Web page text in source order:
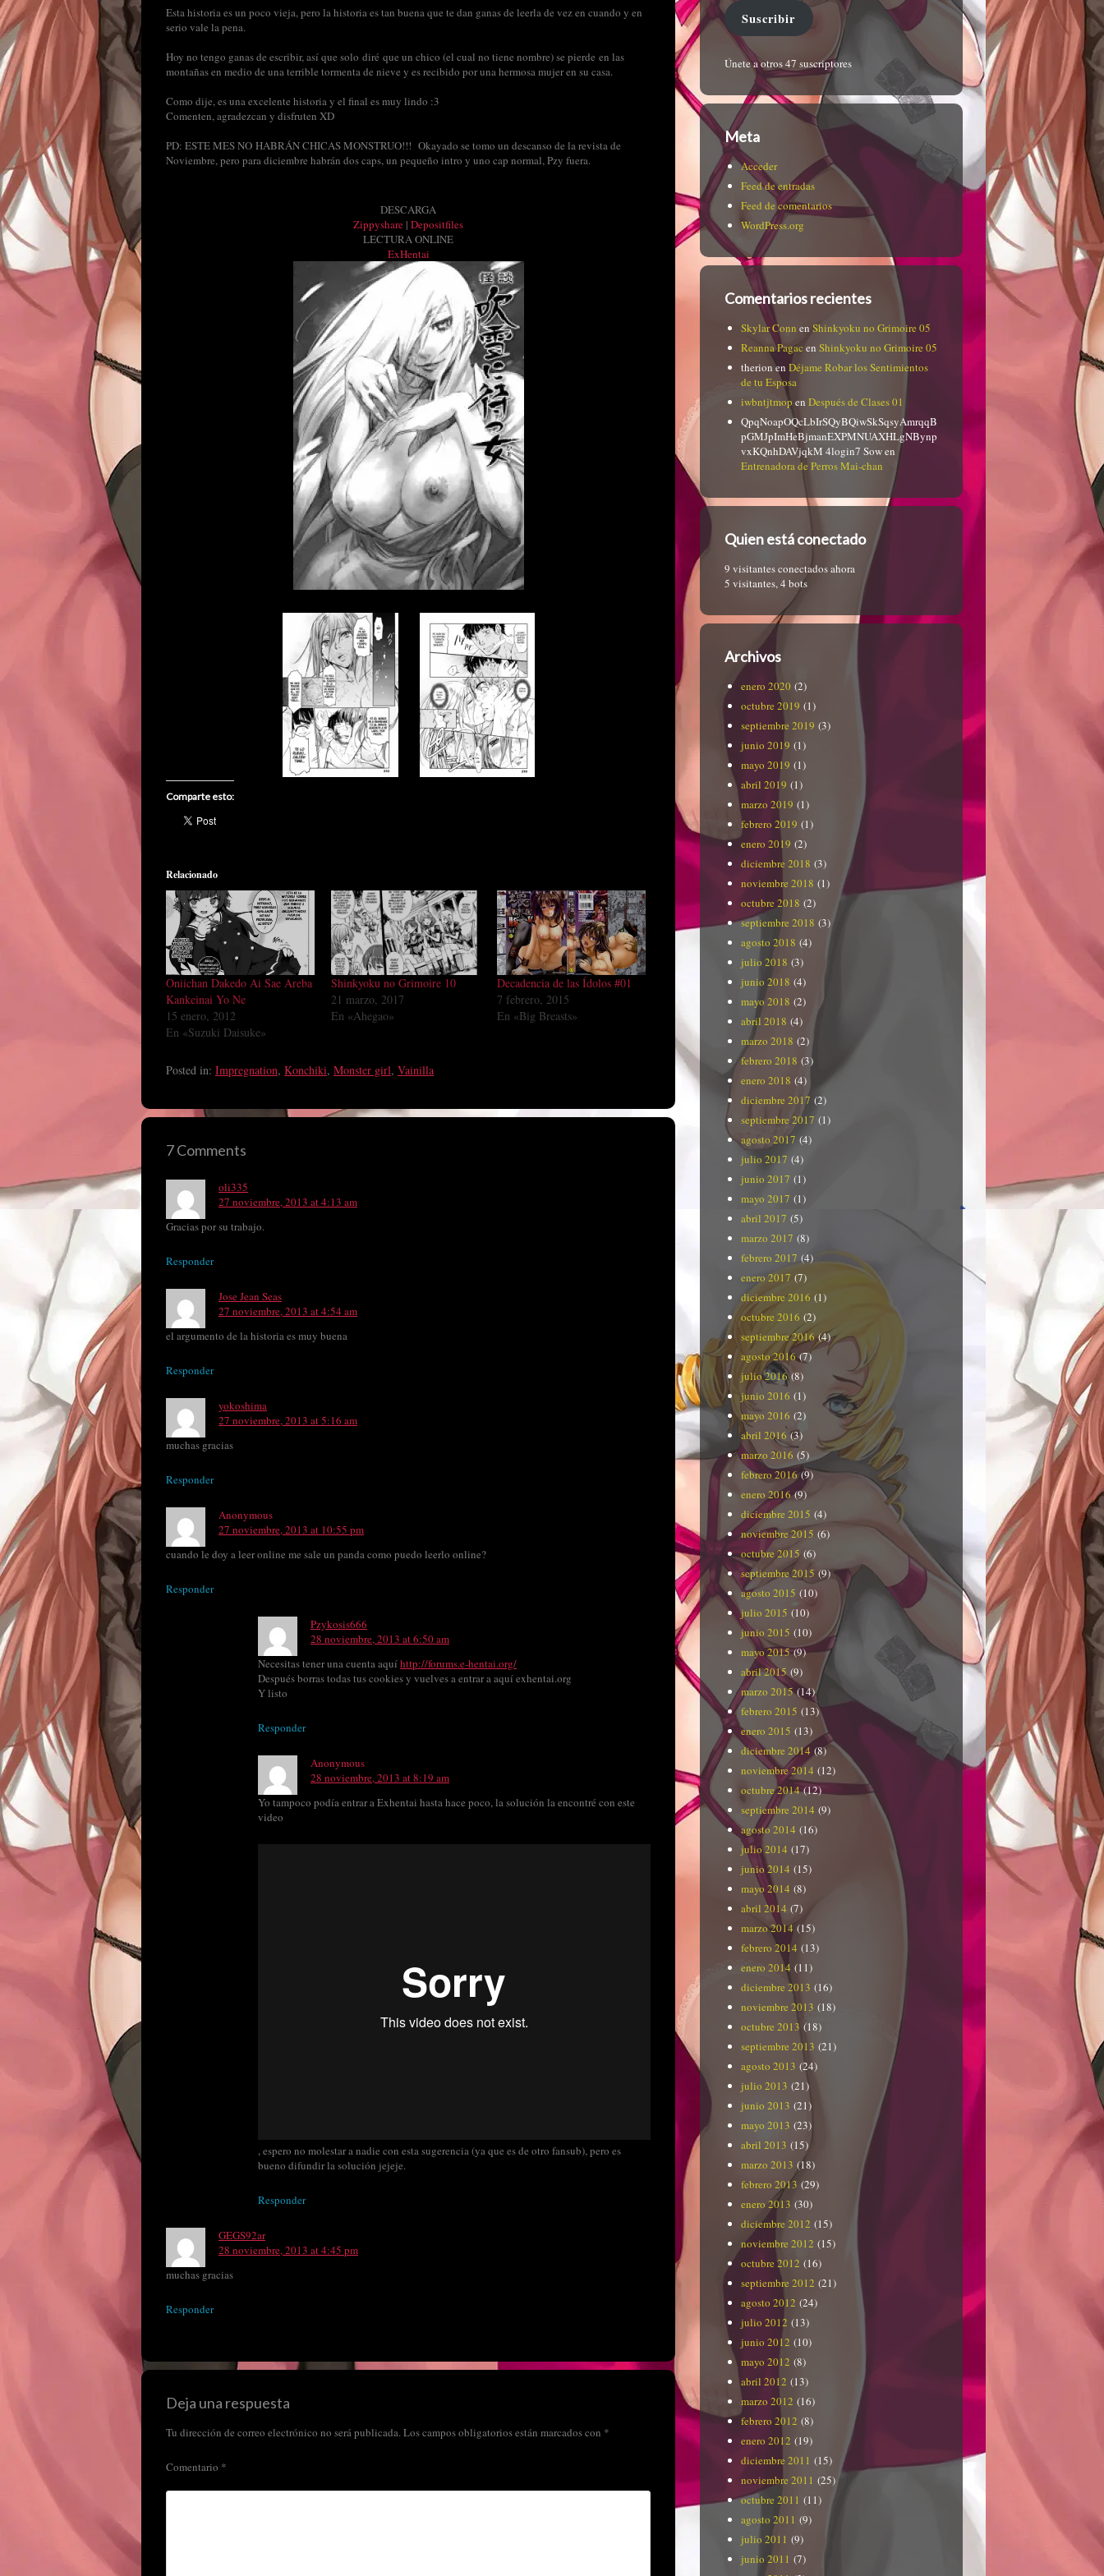
Esta historia es un poco vieja, pero la historia es tan buena que te dan ganas de leerla de vez en cuando y en
serio vale la pena.
Hoy no tengo ganas de escribir, así que solo diré que un chico (el cual no tiene nombre) se pierde en las
montañas en medio de una terrible tormenta de nieve y es recibido por una hermosa mujer en su casa.
Como dije, es una excelente historia y el final es muy lindo :3
Comenten, agradezcan y disfruten XD
PD: ESTE MES NO HABRÁN CHICAS MONSTRUO!!! Okayado se tomo un descanso de la revista de
Noviembre, pero para diciembre habrán dos caps, un pequeño intro y uno cap normal, Pzy fuera.
DESCARGA
Zippyshare | Depositfiles
LECTURA ONLINE
ExHentai
Comparte esto:
Relacionado
Oniichan Dakedo Ai Sae Areba
Kankeinai Yo Ne
15 enero, 2012
En «Suzuki Daisuke»
Shinkyoku no Grimoire 10
21 marzo, 2017
En «Ahegao»
Decadencia de las Ídolos #01
7 febrero, 2015
En «Big Breasts»
Posted in: Impregnation, Konchiki, Monster girl, Vainilla
7 Comments
oli335
27 noviembre, 2013 at 4:13 am
Gracias por su trabajo.
Responder
Jose Jean Seas
27 noviembre, 2013 at 4:54 am
el argumento de la historia es muy buena
Responder
yokoshima
27 noviembre, 2013 at 5:16 am
muchas gracias
Responder
Anonymous
27 noviembre, 2013 at 10:55 pm
cuando le doy a leer online me sale un panda como puedo leerlo online?
Responder
Pzykosis666
28 noviembre, 2013 at 6:50 am
Necesitas tener una cuenta aquíhttp://forums.e-hentai.org/
Después borras todas tus cookies y vuelves a entrar a aquí exhentai.org
Y listo
Responder
Anonymous
28 noviembre, 2013 at 8:19 am
Yo tampoco podía entrar a Exhentai hasta hace poco, la solución la encontré con este
video
, espero no molestar a nadie con esta sugerencia (ya que es de otro fansub), pero es
bueno difundir la solución jejeje.
Responder
GEGS92ar
28 noviembre, 2013 at 4:45 pm
muchas gracias
Responder
Deja una respuesta
Tu dirección de correo electrónico no será publicada.Los campos obligatorios están marcados con *
Comentario *
Suscribir
Únete a otros 47 suscriptores
Meta
Acceder
Feed de entradas
Feed de comentarios
WordPress.org
Comentarios recientes
Skylar Conn en Shinkyoku no Grimoire 05
Reanna Pagac en Shinkyoku no Grimoire 05
therionen Déjame Robar los Sentimientos
de tu Esposa
iwbntjtmop en Después de Clases 01
QpqNoapOQcLbIrSQyBQiwSkSqsyAmrqqB
pGMJpImHeBjmanEXPMNUAXHLgNBynp
vxKQnhDAVjqkM 4login7 Sowen
Entrenadora de Perros Mai-chan
Quien está conectado
9 visitantes conectados ahora
5 visitantes,4 bots
Archivos
enero 2020 (2)
octubre 2019 (1)
septiembre 2019 (3)
junio 2019 (1)
mayo 2019 (1)
abril 2019 (1)
marzo 2019 (1)
febrero 2019 (1)
enero 2019 (2)
diciembre 2018 (3)
noviembre 2018 (1)
octubre 2018 (2)
septiembre 2018 (3)
agosto 2018 (4)
julio 2018 (3)
junio 2018 (4)
mayo 2018 (2)
abril 2018 (4)
marzo 2018 (2)
febrero 2018 (3)
enero 2018 (4)
diciembre 2017 (2)
septiembre 2017 (1)
agosto 2017 (4)
julio 2017 (4)
junio 2017 (1)
mayo 2017 (1)
abril 2017 (5)
marzo 2017 (8)
febrero 2017 (4)
enero 2017 (7)
diciembre 2016 (1)
octubre 2016 (2)
septiembre 2016(4)
agosto 2016(7)
julio 2016(8)
junio 2016 (1)
mayo 2016 (2)
abril 2016 (3)
marzo 2016 (5)
febrero 2016(9)
enero 2016(9)
diciembre 2015 (4)
noviembre 2015 (6)
octubre 2015 (6)
septiembre 2015 (9)
agosto 2015 (10)
julio 2015 (10)
junio 2015 (10)
mayo 2015(9)
abril 2015 (9)
marzo 2015(14)
febrero 2015 (13)
enero 2015 (13)
diciembre 2014 (8)
noviembre 2014 (12)
octubre 2014(12)
septiembre 2014 (9)
agosto 2014 (16)
julio 2014 (17)
junio 2014 (15)
mayo 2014 (8)
abril 2014 (7)
marzo 2014 (15)
febrero 2014 (13)
enero 2014 (11)
diciembre 2013 (16)
noviembre 2013 (18)
octubre 2013 (18)
septiembre 2013 (21)
agosto 2013 (24)
julio 2013 (21)
junio 2013 (21)
mayo 2013 (23)
abril 2013 (15)
marzo 2013 (18)
febrero 2013 (29)
enero 2013 (30)
diciembre 2012 (15)
noviembre 2012 (15)
octubre 2012 (16)
septiembre 2012 (21)
agosto 2012 (24)
julio 2012 (13)
junio 2012 (10)
mayo 2012 (8)
abril 2012 (13)
marzo 2012 (16)
febrero 2012 (8)
enero 2012 (19)
diciembre 2011 (15)
noviembre 2011 (25)
octubre 2011 (11)
agosto 2011 (9)
julio 2011 (9)
junio 2011 (7)